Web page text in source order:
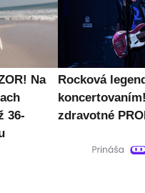
Na
36-
Rocková
zdravotné